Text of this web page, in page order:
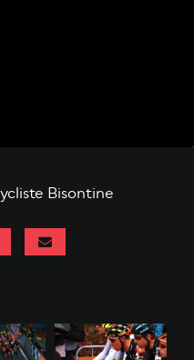
Bisontine